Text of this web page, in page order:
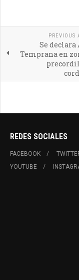
PREVIOUS
Se
Temprana en
REDES SOCIALES
FACEBOOK
YOUTUBE